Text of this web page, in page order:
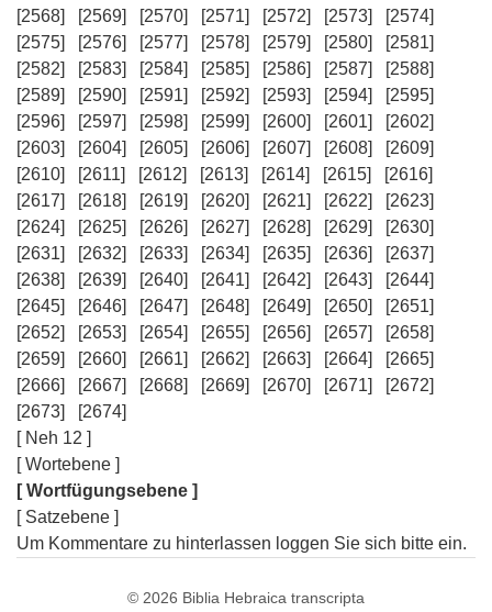
[2568]
[2569] [2570] [2571] [2572] [2573]
[2574]
[2575]
[2576] [2577] [2578] [2579] [2580]
[2581]
[2582]
[2583] [2584] [2585] [2586] [2587]
[2588]
[2589]
[2590] [2591] [2592] [2593] [2594]
[2595]
[2596]
[2597] [2598] [2599] [2600] [2601]
[2602]
[2603]
[2604] [2605] [2606] [2607] [2608]
[2609]
[2610]
[2611] [2612] [2613] [2614] [2615]
[2616]
[2617]
[2618] [2619] [2620] [2621] [2622]
[2623]
[2624]
[2625] [2626] [2627] [2628] [2629]
[2630]
[2631]
[2632] [2633] [2634] [2635] [2636]
[2637]
[2638]
[2639] [2640] [2641] [2642] [2643]
[2644]
[2645]
[2646] [2647] [2648] [2649] [2650]
[2651]
[2652]
[2653] [2654] [2655] [2656] [2657]
[2658]
[2659]
[2660] [2661] [2662] [2663] [2664]
[2665]
[2666]
[2667] [2668] [2669] [2670] [2671]
[2672]
[2673]
[2674]
[ Neh 12 ]
[ Wortebene ]
[ Wortfügungsebene ]
[ Satzebene ]
Um Kommentare zu hinterlassen loggen Sie sich bitte ein.
© 2026 Biblia Hebraica transcripta